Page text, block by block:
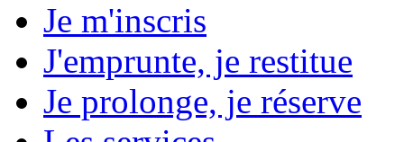
Je m'inscris
J'emprunte, je restitue
Je prolonge, je réserve